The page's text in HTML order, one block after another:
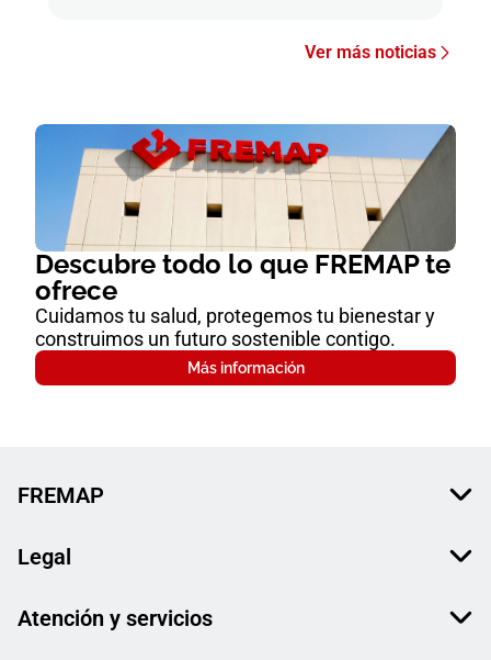
Ver más noticias
Descubre todo lo que FREMAP te
ofrece
Cuidamos tu salud, protegemos tu bienestar y
construimos un futuro sostenible contigo.
Más información
FREMAP
Legal
Atención y servicios